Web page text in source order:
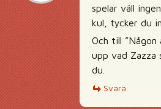
spelar väll
kul, tycker du
Och till ”Någon
upp vad
du.
Svara